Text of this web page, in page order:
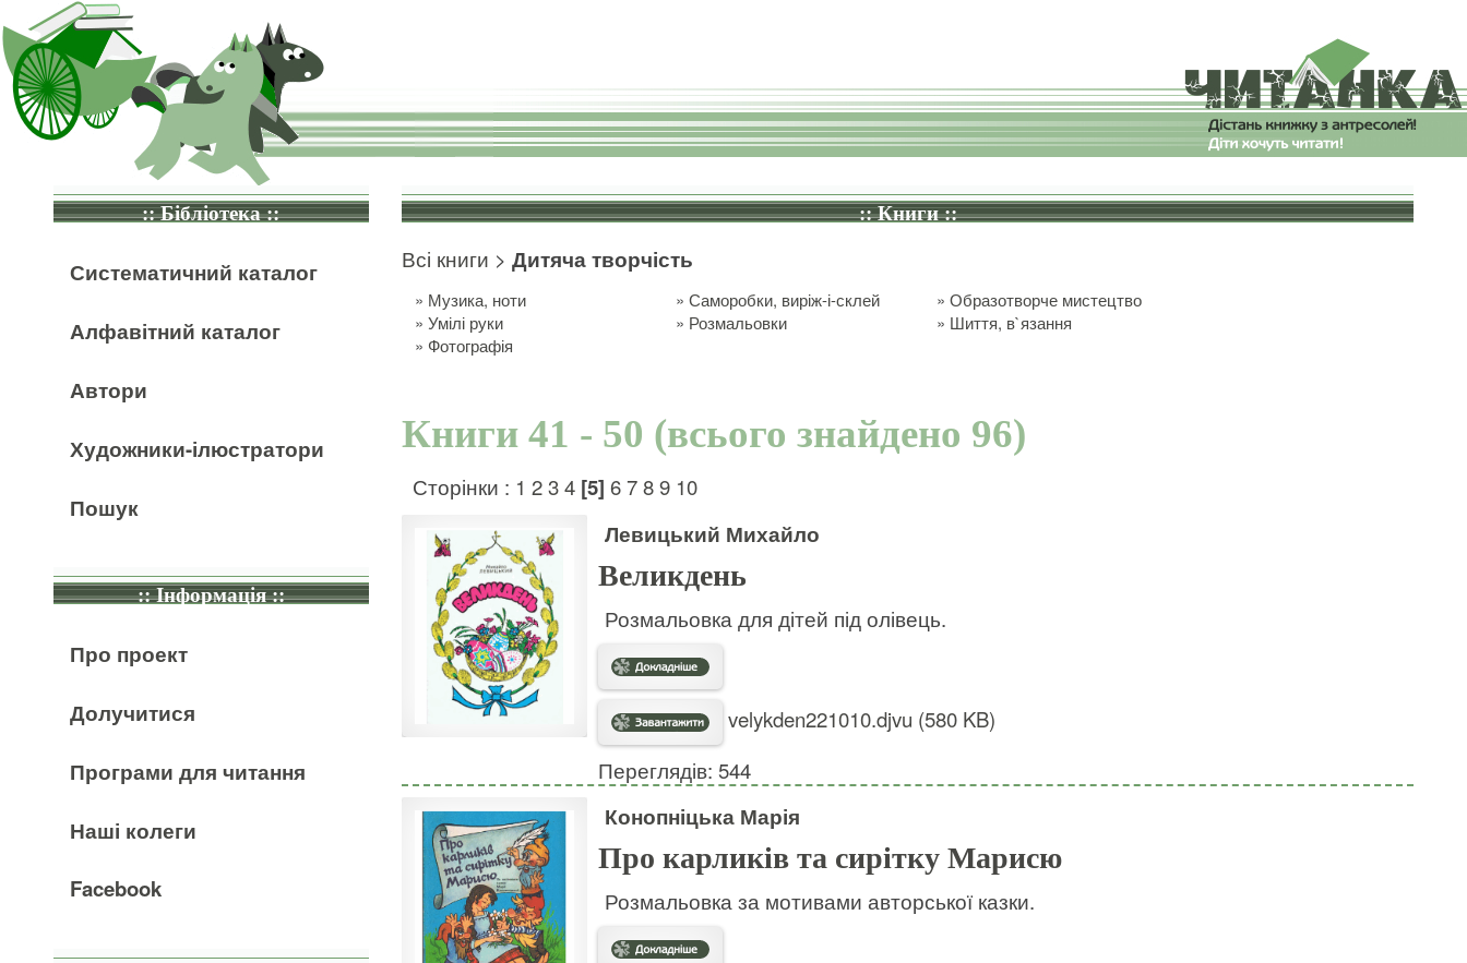
:: Бібліотека ::
Систематичний каталог
Алфавітний каталог
Автори
Художники-ілюстратори
Пошук
:: Інформація ::
Про проект
Долучитися
Програми для читання
Наші колеги
Facebook
:: Книги ::
Всі книги > Дитяча творчість
» Музика, ноти »Саморобки, виріж-і-склей »Образотворче мистецтво
»Умілі руки » Розмальовки » Шиття, в`язання
» Фотографія
Книги 41 - 50 (всього знайдено 96)
Сторінки : 1 2 3 4 [5] 6 7 8 9 10
Левицький Михайло
Великдень
Розмальовка для дітей під олівець.
velykden221010.djvu (580 KB)
Переглядів: 544
Конопніцька Марія
Про карликів та сирітку Марисю
Розмальовка за мотивами авторської казки.